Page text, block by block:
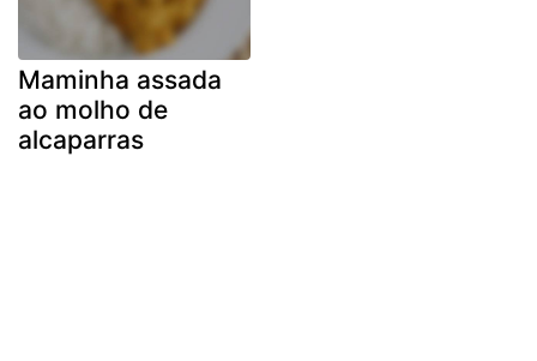
Maminha assada
ao molho de
alcaparras